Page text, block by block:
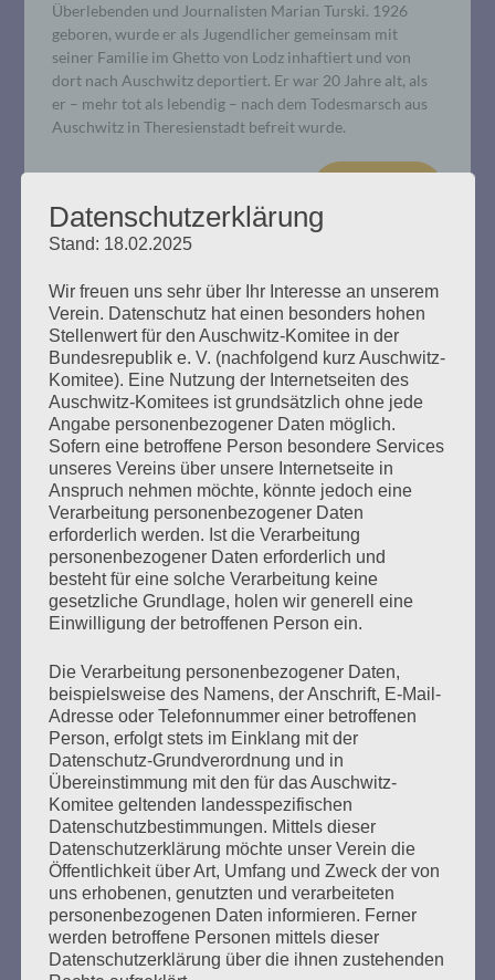
Überlebenden und Journalisten Marian Turski. 1926
geboren, wurde er als Jugendlicher gemeinsam mit
seiner Familie im Ghetto von Lodz inhaftiert und von
dort nach Auschwitz deportiert. Er war 20 Jahre alt, als
er – mehr tot als lebendig – nach dem Todesmarsch aus
Auschwitz in Theresienstadt befreit wurde.
2009: Verleihung der Herbert-
Weichmann-Medaille an Elsa
Werner
Erstellt am16. Februar 2025
Ansprache zur Verleihung des Herbert-Weichmann-
Medaille der Jüdischen Gemeinde Hamburg an Elsa
Werner am 13. September 2009 Es gilt das gesprochene
Wort Sehr geehrte Frau Lafrenz-Page, sehr geehrte Frau
Feingold,liebe Elsa Werner, lieber Herr Herzberg,meine
sehr verehrten Damen und Herren! Ich freue mich hier
heute als Mitglied des Auschwitz-Komitees die Laudatio
für eine Frau halten zu…
mehr ...
Datenschutzerklärung
Stand: 18.02.2025
Wir freuen uns sehr über Ihr Interesse an unserem
Verein. Datenschutz hat einen besonders hohen
Stellenwert für den Auschwitz-Komitee in der
Bundesrepublik e. V. (nachfolgend kurz Auschwitz-
Komitee). Eine Nutzung der Internetseiten des
Auschwitz-Komitees ist grundsätzlich ohne jede
Angabe personenbezogener Daten möglich.
Sofern eine betroffene Person besondere Services
unseres Vereins über unsere Internetseite in
Anspruch nehmen möchte, könnte jedoch eine
Verarbeitung personenbezogener Daten
erforderlich werden. Ist die Verarbeitung
personenbezogener Daten erforderlich und
besteht für eine solche Verarbeitung keine
gesetzliche Grundlage, holen wir generell eine
Einwilligung der betroffenen Person ein.
Die Verarbeitung personenbezogener Daten,
beispielsweise des Namens, der Anschrift, E-Mail-
Adresse oder Telefonnummer einer betroffenen
Person, erfolgt stets im Einklang mit der
Datenschutz-Grundverordnung und in
Übereinstimmung mit den für das Auschwitz-
Komitee geltenden landesspezifischen
Datenschutzbestimmungen. Mittels dieser
Datenschutzerklärung möchte unser Verein die
Öffentlichkeit über Art, Umfang und Zweck der von
uns erhobenen, genutzten und verarbeiteten
personenbezogenen Daten informieren. Ferner
werden betroffene Personen mittels dieser
Datenschutzerklärung über die ihnen zustehenden